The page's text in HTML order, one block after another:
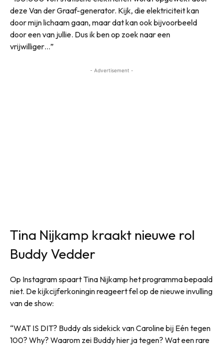
deze Van der Graaf-generator. Kijk, die elektriciteit kan
door mijn lichaam gaan, maar dat kan ook bijvoorbeeld
door een van jullie. Dus ik ben op zoek naar een
vrijwilliger…”
- Advertisement -
Tina Nijkamp kraakt nieuwe rol
Buddy Vedder
Op Instagram spaart Tina Nijkamp het programma bepaald
niet. De kijkcijferkoningin reageert fel op de nieuwe invulling
van de show:
“WAT IS DIT? Buddy als sidekick van Caroline bij Eén tegen
100? Why? Waarom zei Buddy hier ja tegen? Wat een rare